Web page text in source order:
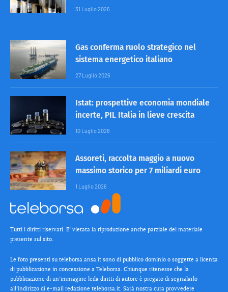
31 Luglio 2026
Gas conferma ruolo strategico nel
sistema energetico italiano
27 Luglio 2026
Istat: prospettive economia mondiale
incerte, PIL Italia in lieve crescita
10 Luglio 2026
Assoreti, raccolta maggio a nuovo
massimo storico per 7 miliardi euro
1 Luglio 2026
Tutti i diritti riservati. E’ vietata la riproduzione anche parziale del materiale
presente sul sito.
Le foto presenti su teleborsa.ansa.it sono di pubblico dominio o soggette a licenza
di pubblicazione in concessione a Teleborsa. Chiunque ritenesse che la
pubblicazione di un’immagine leda diritti di autore è pregato di segnalarlo
all’indirizzo di e-mail redazione teleborsa.it. Sarà nostra cura provvedere